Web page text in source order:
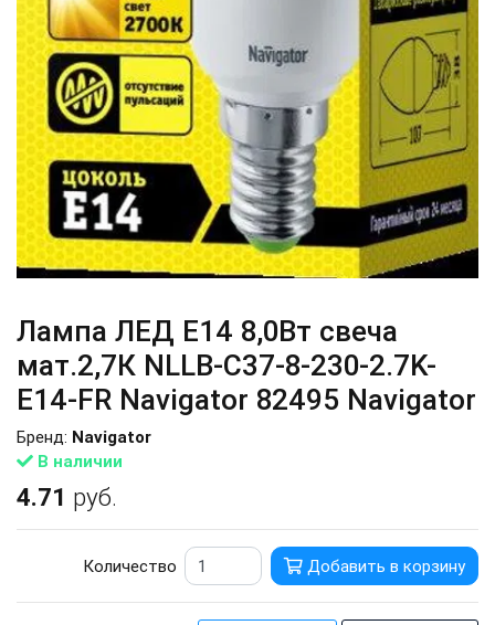
Лампа ЛЕД E14 8,0Вт свеча
мат.2,7К NLLB-C37-8-230-2.7K-
E14-FR Navigator 82495 Navigator
В наличии
Бренд: Navigator
4.71 руб.
Количество Добавить в корзину